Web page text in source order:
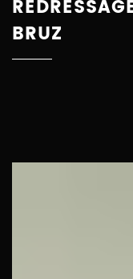
BRUZ